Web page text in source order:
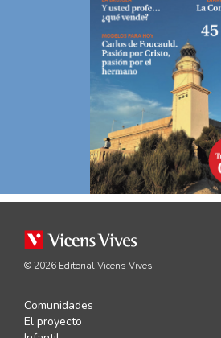
© 2026 Editorial Vicens Vives
Comunidades
El proyecto